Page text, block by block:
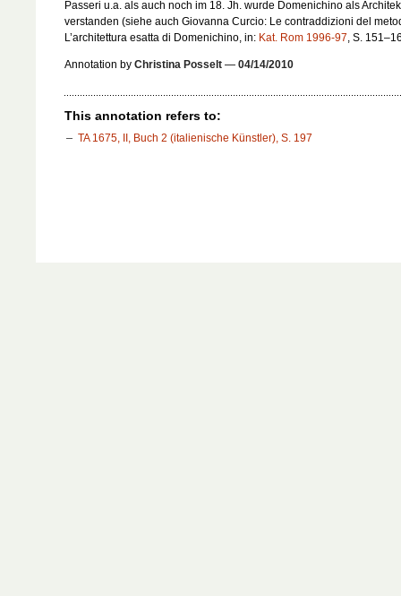
Passeri u.a. als auch noch im 18. Jh. wurde Domenichino als
verstanden (siehe auch Giovanna Curcio: Le contraddizioni del
L’architettura esatta di Domenichino, in: Kat. Rom 1996-97, S.
Annotation by Christina Posselt — 04/14/2010
This annotation refers to:
TA 1675, II, Buch 2 (italienische Künstler), S. 197